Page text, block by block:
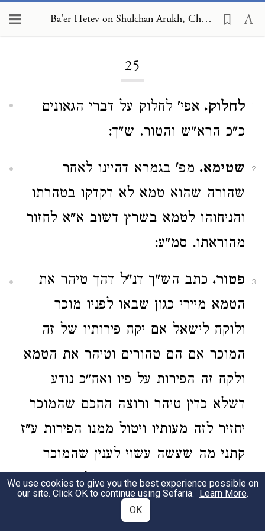
Ba'er Hetev on Shulchan Arukh, Choshen Mishpat 25
25
1 לחלוק. אפי' לחלוק על דברי הגאונים
כ"כ הרא"ש והטור. ש"ך:
2 שטימא. מפ' בגמרא דהיינו לאחר
שהורה שהוא טמא לא דקדקו בטהרתו
והניחוהו לטמא בשרץ דשוב א"א לחזור
מהוראתו. סמ"ע:
3 פטור. כתב הש"ך דנ"ל דהך טיהר את
הטמא מיירי כגון שבאו לפניו מוכר
ולוקח לישאל אם יקח פירותיו של זה
המוכר אם הם טהורים וטיהר את הטמא
ולקח זה הפירות על פיו ואח"כ נודע
דשלא כדין טיהר ורוצה החכם שהמוכר
יחזיר לזה מעותיו ויטול ממנו הפירות ע"ז
קתני מה שעשה עשוי לענין שהמוכר
בחזקת טהורים מכרם וא"צ להחזיר
המעות רק החכם ישלם ללוקח מביתו
We use cookies to give you the best experience possible on
our site. Click OK to continue using Sefaria. Learn More.
OK